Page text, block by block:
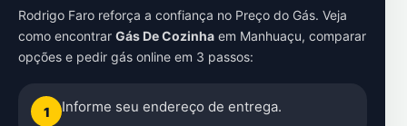
Rodrigo Faro reforça a confiança no Preço do Gás. Veja
como encontrar Gás De Cozinha em Manhuaçu, comparar
opções e pedir gás online em 3 passos:
1 Informe seu endereço de entrega.